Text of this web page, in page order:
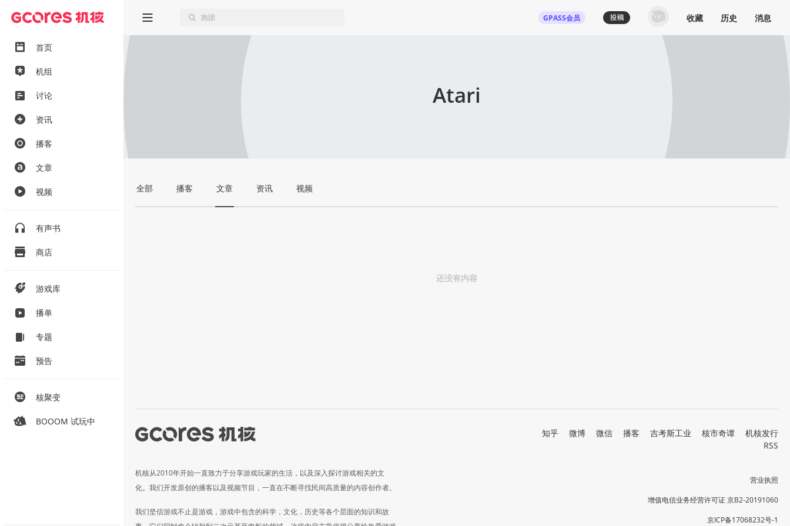
首页
机组
讨论
资讯
播客
文章
视频
有声书
商店
游戏库
播单
专题
预告
核聚变
BOOOM 试玩中
GPASS会员 收藏 历史 消息
Atari
全部 播客 文章 资讯 视频
还没有内容
机核从2010年开始一直致力于分享游戏玩家的生活，以及深入探讨游戏相关的文
化。我们开发原创的播客以及视频节目，一直在不断寻找民间高质量的内容创作者。
我们坚信游戏不止是游戏，游戏中包含的科学，文化，历史等各个层面的知识和故
知乎 微博 微信 播客 吉考斯工业 核市奇谭
机核发行
RSS
营业执照
增值电信业务经营许可证 京B2-20191060
京ICP备17068232号-1